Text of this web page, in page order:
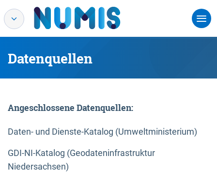
Datenquellen
Angeschlossene Datenquellen:
Daten- und Dienste-Katalog (Umweltministerium)
GDI-NI-Katalog (Geodateninfrastruktur
Niedersachsen)